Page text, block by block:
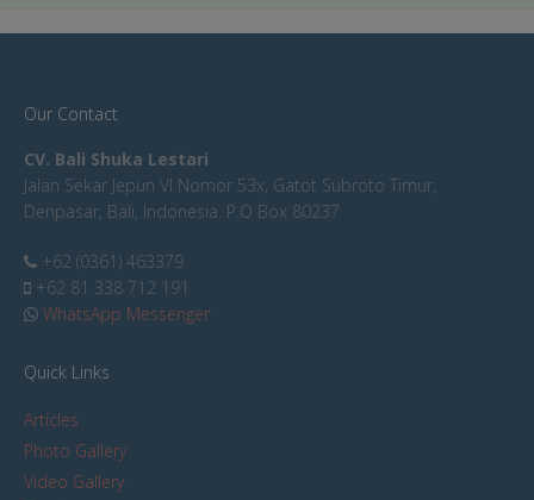
Our Contact
CV. Bali Shuka Lestari
Jalan Sekar Jepun VI Nomor 53x, Gatot Subroto Timur,
Denpasar, Bali, Indonesia. P.O Box 80237
+62 (0361) 463379
+62 81 338 712 191
WhatsApp Messenger
Quick Links
Articles
Photo Gallery
Video Gallery